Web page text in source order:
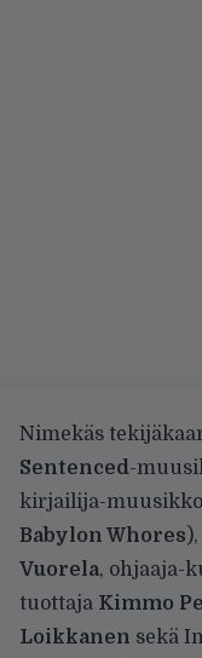
Nimekäs
Sentenced-
kirjailija-muusikko
Babylon Whores
Vuorela, ohjaaja-
tuottaja Kimmo
Loikkanen sekä